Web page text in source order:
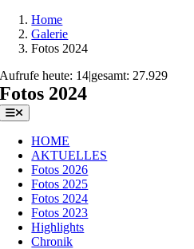
Home
Galerie
Fotos 2024
Aufrufe heute: 14|gesamt: 27.929
Fotos 2024
Toggle
Navigation
HOME
AKTUELLES
Fotos 2026
Fotos 2025
Fotos 2024
Fotos 2023
Highlights
Chronik